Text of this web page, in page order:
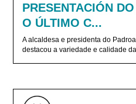
PRESENTACIÓN
O ÚLTIMO C...
A alcaldesa e presidenta do
destacou a variedade e calidade da